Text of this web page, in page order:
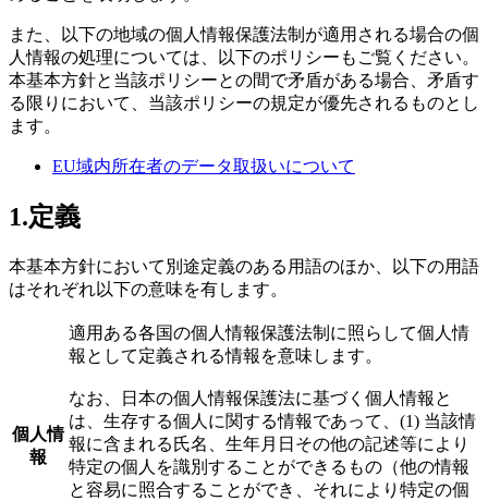
また、以下の地域の個人情報保護法制が適用される場合の個
人情報の処理については、以下のポリシーもご覧ください。
本基本方針と当該ポリシーとの間で矛盾がある場合、矛盾す
る限りにおいて、当該ポリシーの規定が優先されるものとし
ます。
EU域内所在者のデータ取扱いについて
1.定義
本基本方針において別途定義のある用語のほか、以下の用語
はそれぞれ以下の意味を有します。
個人情
報
適用ある各国の個人情報保護法制に照らして個人情
報として定義される情報を意味します。
なお、日本の個人情報保護法に基づく個人情報と
は、生存する個人に関する情報であって、(1) 当該情
報に含まれる氏名、生年月日その他の記述等により
特定の個人を識別することができるもの（他の情報
と容易に照合することができ、それにより特定の個